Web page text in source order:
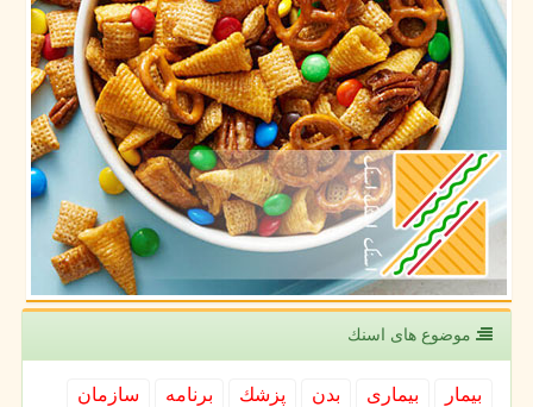
موضوع های اسنك
بیمار بیماری بدن پزشك برنامه
سازمان